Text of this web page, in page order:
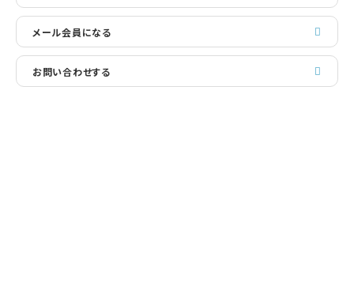
メール会員になる
お問い合わせする